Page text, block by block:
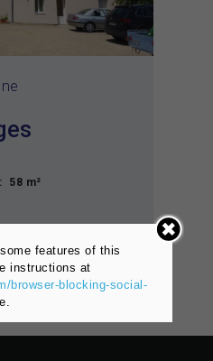
58 m²
features of this
instructions at
browser-blocking-social-